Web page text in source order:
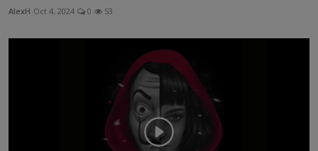
AlexH Oct 4, 2024 0 53